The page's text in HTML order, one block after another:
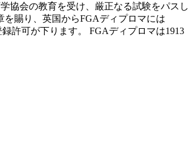
協会の教育を受け、厳正なる試験をパスし
を賜り、英国からFGAディプロマには
許可が下ります。 FGAディプロマは1913